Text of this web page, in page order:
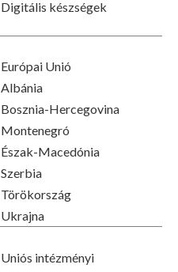
Digitális készségek
Európai Unió
Albánia
Bosznia-Hercegovina
Montenegró
Észak-Macedónia
Szerbia
Törökország
Ukrajna
Uniós intézményi